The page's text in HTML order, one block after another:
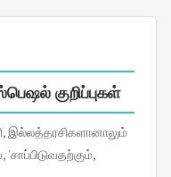
குறிப்புகள்